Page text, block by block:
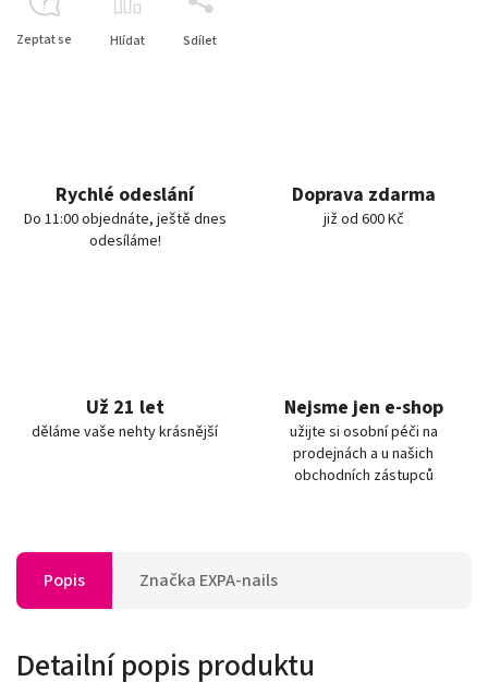
Zeptat se Hlídat Sdílet
Rychlé odeslání
Do 11:00 objednáte, ještě dnes
odesíláme!
Doprava zdarma
již od 600 Kč
Už 21 let
děláme vaše nehty krásnější
Nejsme jen e-shop
užijte si osobní péči na
prodejnách a u našich
obchodních zástupců
Popis Značka EXPA-nails
Detailní popis produktu